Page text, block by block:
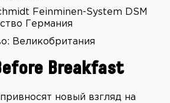
Feinminen-System DSM
Германия
Великобритания
Breakfast
новый взгляд на